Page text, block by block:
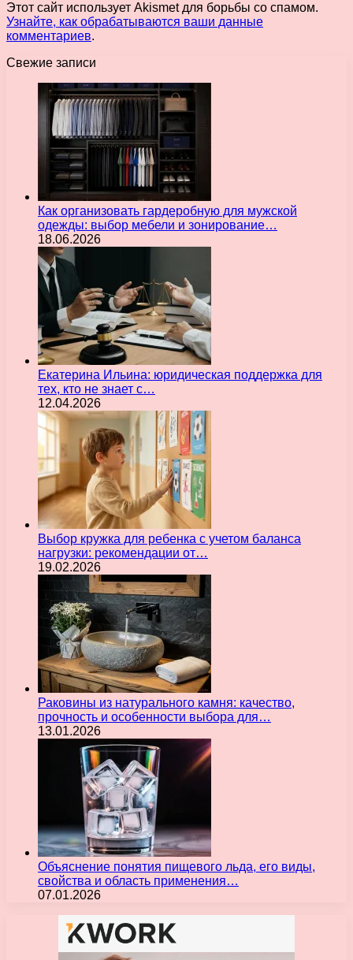
Этот сайт использует Akismet для борьбы со спамом.
Узнайте, как обрабатываются ваши данные
комментариев.
Свежие записи
Как организовать гардеробную для мужской
одежды: выбор мебели и зонирование…
18.06.2026
Екатерина Ильина: юридическая поддержка для
тех, кто не знает с…
12.04.2026
Выбор кружка для ребенка с учетом баланса
нагрузки: рекомендации от…
19.02.2026
Раковины из натурального камня: качество,
прочность и особенности выбора для…
13.01.2026
Объяснение понятия пищевого льда, его виды,
свойства и область применения…
07.01.2026